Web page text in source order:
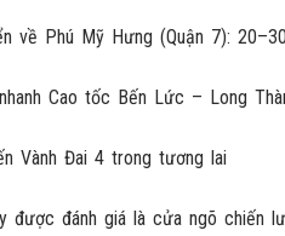
về Phú Mỹ Hưng (Quận 7):
Cao tốc Bến Lức – Long
Vành Đai 4 trong tương lai
được đánh giá là cửa ngõ chiến